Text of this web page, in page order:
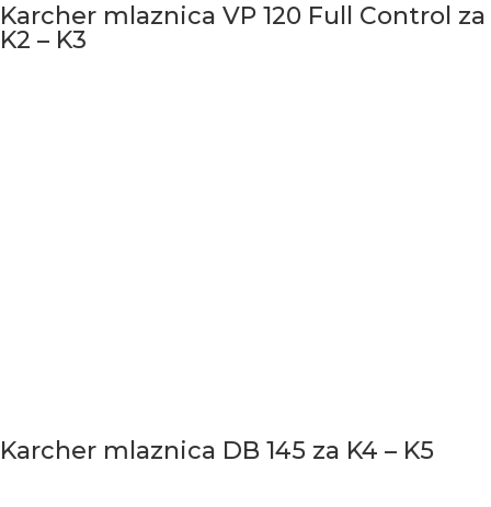
Karcher mlaznica VP 120 Full Control za
K2 – K3
Karcher mlaznica DB 145 za K4 – K5